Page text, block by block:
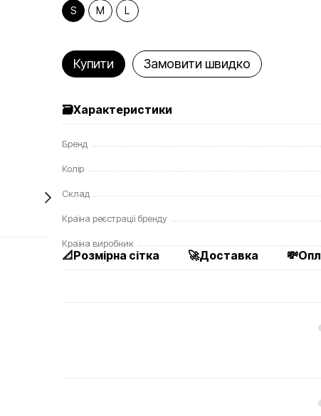
S M L
Купити Замовити швидко
🗃️Характеристики
Бренд
Колір
Склад
Країна реєстрації бренду
Країна виробник
📐Розмірна сітка 🚀Доставка